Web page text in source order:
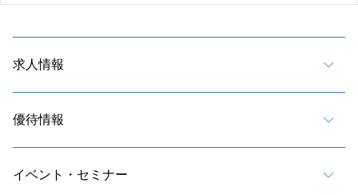
求人情報
優待情報
イベント・セミナー